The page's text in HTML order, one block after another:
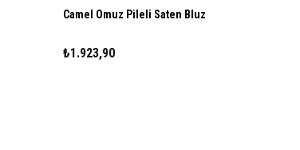
Camel Omuz Pileli Saten Bluz
₺1.923,90